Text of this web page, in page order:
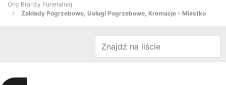
Orły Branży Funeralnej
Zakłady Pogrzebowe, Usługi Pogrzebowe, Kremacje - Miastko